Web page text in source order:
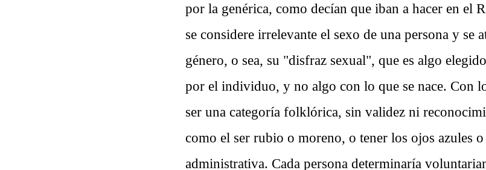
por la genérica, como decían que iban a hacer en el
se considere irrelevante el sexo de una persona y se
género, o sea, su "disfraz sexual", que es algo
por el individuo, y no algo con lo que se nace. Con
ser una categoría folklórica, sin validez ni
como el ser rubio o moreno, o tener los ojos azules
administrativa. Cada persona determinaría